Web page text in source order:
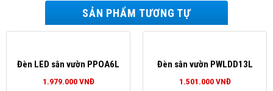
SẢN PHẨM TƯƠNG TỰ
Đèn LED sân vườn PPOA6L
1.979.000VNĐ
Đèn sân vườn PWLDD13L
1.501.000VNĐ